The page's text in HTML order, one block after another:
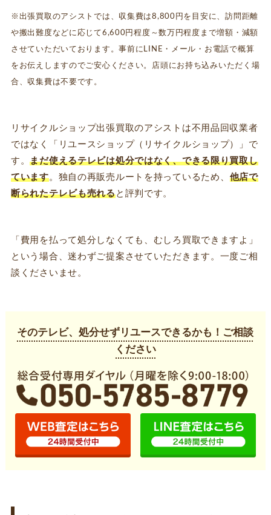
※出張買取のアシストでは、収集費は8,800円を目安に、訪問距離
や搬出難度などに応じて6,600円程度～数万円程度まで増額・減額
させていただいております。事前にLINE・メール・お電話で概算
をお伝えしますのでご安心ください。店頭にお持ち込みいただく場
合、収集費は不要です。
リサイクルショップ出張買取のアシストは不用品回収業者
ではなく「リユースショップ（リサイクルショップ）」で
す。まだ使えるテレビは処分ではなく、できる限り買取し
ています。独自の再販売ルートを持っているため、 他店で
断られたテレビも売れると評判です。
「費用を払って処分しなくても、むしろ買取できますよ」
という場合、迷わずご提案させていただきます。一度ご相
談くださいませ。
そのテレビ、処分せずリユースできるかも！ご相談
ください